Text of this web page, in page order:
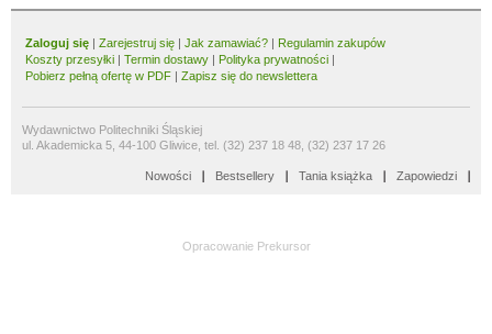
Zaloguj się | Zarejestruj się | Jak zamawiać? | Regulamin zakupów
Koszty przesyłki | Termin dostawy | Polityka prywatności |
Pobierz pełną ofertę w PDF | Zapisz się do newslettera
Wydawnictwo Politechniki Śląskiej
ul. Akademicka 5, 44-100 Gliwice, tel. (32) 237 18 48, (32) 237 17 26
Nowości Bestsellery Tania książka Zapowiedzi
Opracowanie Prekursor